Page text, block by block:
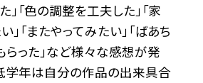
「色の調整を工夫した」「家
「またやってみたい」「ばあち
らった」など様々な感想が発
学年は自分の作品の出来具合